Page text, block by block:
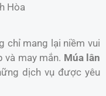
Hòa
chỉ mang lại niềm vui
và may mắn. Múa lân
dịch vụ được yêu